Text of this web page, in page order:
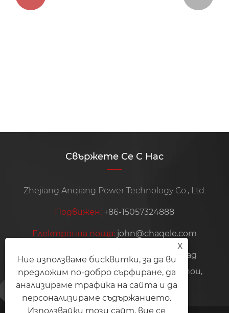
Свържете Се С Нас
Zhejiang Anqiang Power Technology Co., Ltd.
Подвижен: +86-15057324888
Електронна поща: john@chaqele.com
Индустриална зона Jinlu, град
Beibaixiang, град Yueqing, град Wenzhou,
провинция Zhejiang, Китай
X
Ние използваме бисквитки, за да ви
предложим по-добро сърфиране, да
анализираме трафика на сайта и да
персонализираме съдържанието.
Използвайки този сайт, вие се